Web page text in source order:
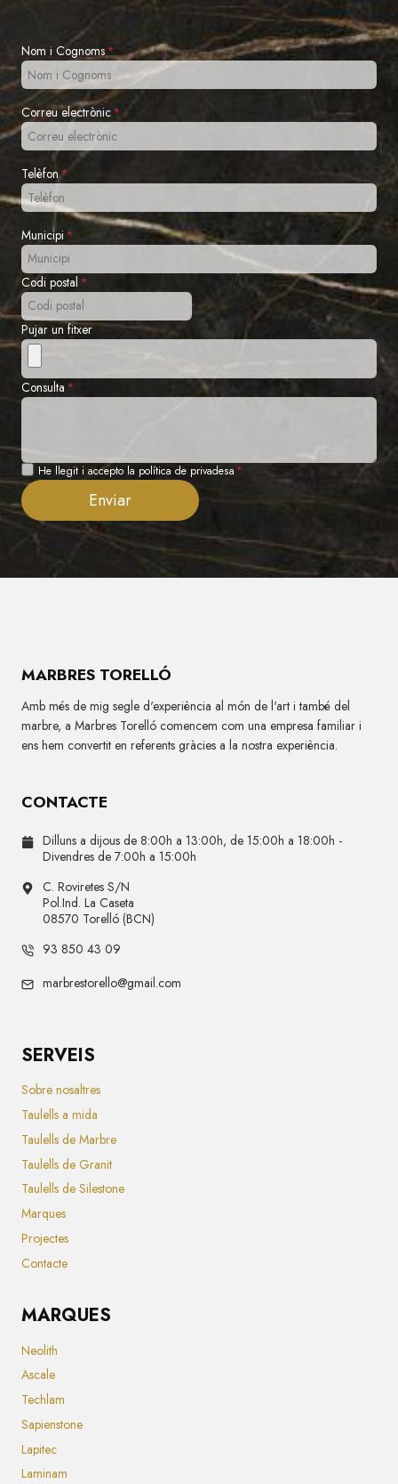
Nom i Cognoms*
Correu electrònic*
Telèfon*
Municipi *
Codi postal *
Pujar un fitxer
Consulta *
Privadesa
He llegit i accepto la política de privadesa *
Enviar
MARBRES TORELLÓ
Amb més de mig segle d'experiència al món de l'art i també del
marbre, a Marbres Torelló comencem com una empresa familiar i
ens hem convertit en referents gràcies a la nostra experiència.
CONTACTE
Dilluns a dijous de 8:00h a 13:00h, de 15:00h a 18:00h -
Divendres de 7:00h a 15:00h
C. Roviretes S/N
Pol.Ind. La Caseta
08570 Torelló (BCN)
93 850 43 09
marbrestorello@gmail.com
SERVEIS
Sobre nosaltres
Taulells a mida
Taulells de Marbre
Taulells de Granit
Taulells de Silestone
Marques
Projectes
Contacte
MARQUES
Neolith
Ascale
Techlam
Sapienstone
Lapitec
Laminam